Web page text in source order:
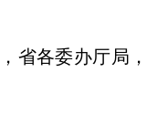
省各委办厅局，